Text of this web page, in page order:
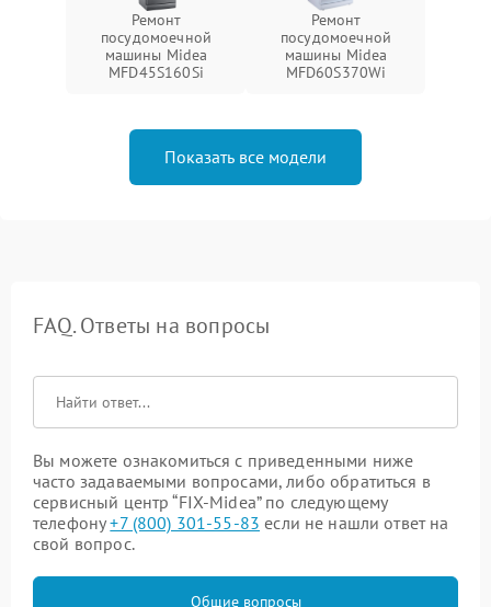
Ремонт
посудомоечной
машины Midea
MFD45S160Si
Ремонт
посудомоечной
машины Midea
MFD60S370Wi
Показать все модели
FAQ. Ответы на вопросы
Вы можете ознакомиться с приведенными ниже
часто задаваемыми вопросами, либо обратиться в
сервисный центр “FIX-Midea” по следующему
телефону+7 (800) 301-55-83 если не нашли ответ на
свой вопрос.
Общие вопросы